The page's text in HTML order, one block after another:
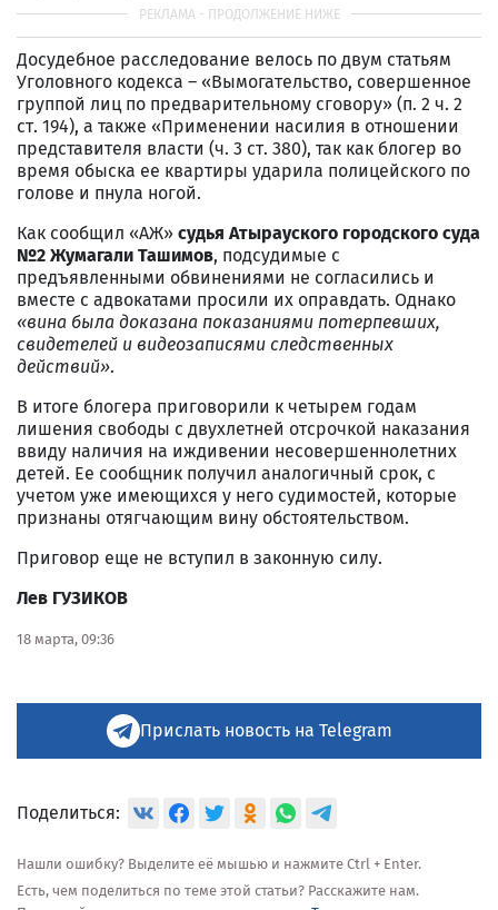
Досудебное расследование велось по двум статьям
Уголовного кодекса – «Вымогательство, совершенное
группой лиц по предварительному сговору» (п. 2 ч. 2
ст. 194), а также «Применении насилия в отношении
представителя власти (ч. 3 ст. 380), так как блогер во
время обыска ее квартиры ударила полицейского по
голове и пнула ногой.
Как сообщил «АЖ» судья Атырауского городского суда
№2 Жумагали Ташимов, подсудимые с
предъявленными обвинениями не согласились и
вместе с адвокатами просили их оправдать. Однако
«вина была доказана показаниями потерпевших,
свидетелей и видеозаписями следственных
действий».
В итоге блогера приговорили к четырем годам
лишения свободы с двухлетней отсрочкой наказания
ввиду наличия на иждивении несовершеннолетних
детей. Ее сообщник получил аналогичный срок, с
учетом уже имеющихся у него судимостей, которые
признаны отягчающим вину обстоятельством.
Приговор еще не вступил в законную силу.
Лев ГУЗИКОВ
18 марта, 09:36
Прислать новость на Telegram
Поделиться:
Нашли ошибку? Выделите её мышью и нажмите Ctrl + Enter.
Есть, чем поделиться по теме этой статьи? Расскажите нам.